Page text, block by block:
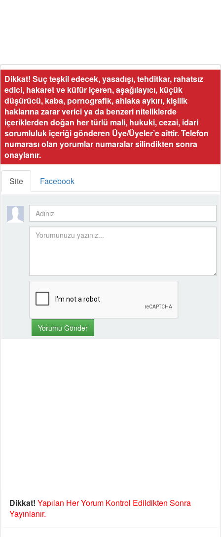
Dikkat! Suç teşkil edecek, yasadışı, tehditkar, rahatsız
edici, hakaret ve küfür içeren, aşağılayıcı, küçük
düşürücü, kaba, pornografik, ahlaka aykırı, kişilik
haklarına zarar verici ya da benzeri niteliklerde
içeriklerden doğan her türlü mali, hukuki, cezai, idari
sorumluluk içeriği gönderen Üye/Üyeler’e aittir. Telefon
numarası olan yorumlar numaralar silindikten sonra
onaylanır.
Site Facebook
Dikkat! Yapılan Her Yorum Kontrol Edildikten Sonra
Yayınlanır.